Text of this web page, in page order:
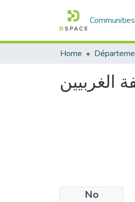
Home
الغربيين
No